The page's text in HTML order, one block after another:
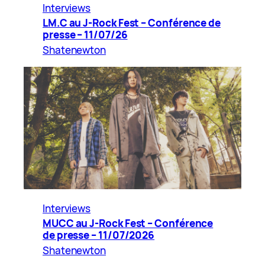
Interviews
LM.C au J-Rock Fest – Conférence de
presse – 11/07/26
Shatenewton
Interviews
MUCC au J-Rock Fest – Conférence
de presse – 11/07/2026
Shatenewton